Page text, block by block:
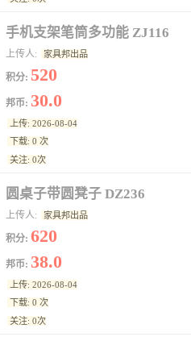
手机支架笔筒多功能 ZJ116
上传人: 家具邦出品
积分: 520
邦币: 30.0
上传: 2026-08-04
下载: 0 次
关注: 0次
圆桌子带圆凳子 DZ236
上传人: 家具邦出品
积分:620
邦币: 38.0
上传: 2026-08-04
下载: 0 次
关注: 0次